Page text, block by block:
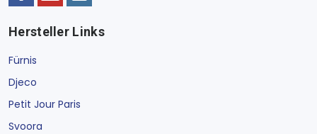
Hersteller Links
Fürnis
Djeco
Petit Jour Paris
Svoora